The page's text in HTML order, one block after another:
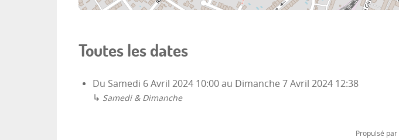
Toutes les dates
Du Samedi 6 Avril 2024 10:00 au Dimanche 7 Avril 2024 12:38
↳ Samedi & Dimanche
Propulsé par